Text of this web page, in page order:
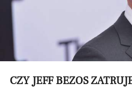
CZY JEFF BEZOS